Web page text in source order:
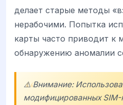
делает старые методы
нерабочими. Попытка
карты часто приводит к
обнаружению аномалии
⚠️ Внимание:
модифицированных SIM-